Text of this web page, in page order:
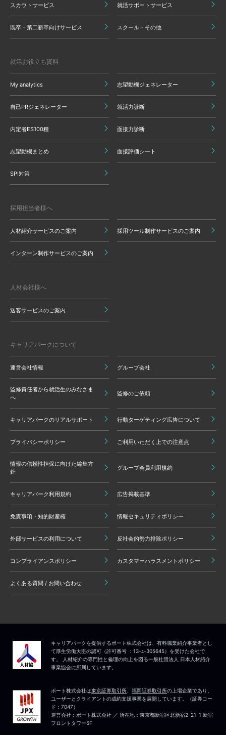
スカウトサービス 就活サポートサービス
既卒・第二新卒向けサービス スクール・その他
就活お役立ち資料
My analytics 志望動機ジェネレーター
自己PRジェネレーター 就活力診断
内定者ES100種 面接力診断
志望動機まとめ 面接評価シート
SPI対策
採用担当者様へ
人材紹介サービスのご案内 採用ツール制作サービスのご案内
インターン制作サービスのご案内
人材会社様へ
送客サービスのご案内
キャリアパークについて
運営会社情報 グループ会社
監修責任者から就活生のみなさま
へ
監修のご依頼
キャリアパークのリアルサポート 行動ターゲティング広告について
プライバシーポリシー ご利用いただく上での注意点
情報の信頼性担保に向けた編集方
針
グループ会員利用規約
キャリアパーク利用規約 広告掲載基準
免責事項・知的財産権 情報セキュリティポリシー
外部サービスの利用について 反社会的勢力排除ポリシー
コンプライアンスポリシー カスタマーハラスメントポリシー
よくある質問 / お問い合わせ